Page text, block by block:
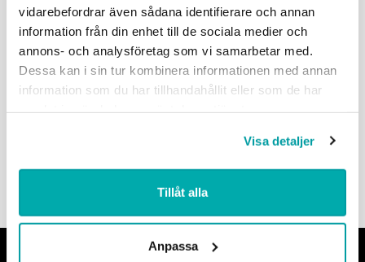
vidarebefordrar även sådana identifierare och annan
information från din enhet till de sociala medier och
annons- och analysföretag som vi samarbetar med.
Dessa kan i sin tur kombinera informationen med annan
information som du har tillhandahållit eller som de har
Visa detaljer
Tillåt alla
Anpassa
Håll mig inloggad Glömt lösenord?
Logga in